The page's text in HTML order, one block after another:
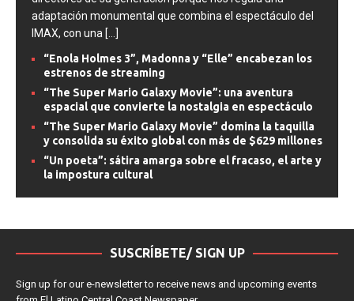
directores de su generación porque nos regala una
adaptación monumental que combina el espectáculo del
IMAX, con una [...]
“Enola Holmes 3”, Madonna y “Elle” encabezan los
estrenos de streaming
“The Super Mario Galaxy Movie”: una aventura
espacial que convierte la nostalgia en espectáculo
“The Super Mario Galaxy Movie” domina la taquilla
y consolida su éxito global con más de $629 millones
“Un poeta”: sátira amarga sobre el fracaso, el arte y
la impostura cultural
SUSCRÍBETE/ SIGN UP
Sign up for our e-newsletter to receive news and upcoming events